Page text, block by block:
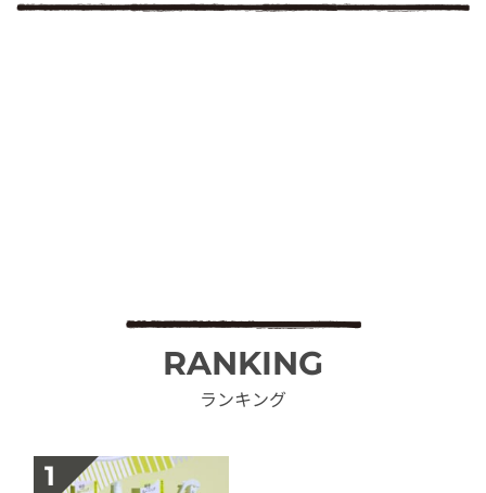
RANKING
ランキング